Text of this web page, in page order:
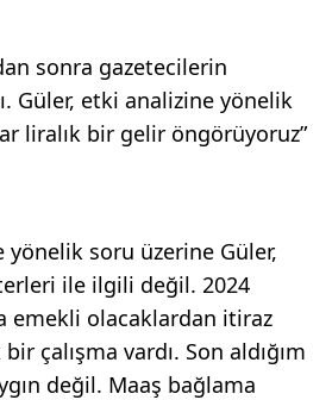
sonra gazetecilerin
Güler, etki analizine yönelik
liralık bir gelir öngörüyoruz”
soru üzerine Güler,
ile ilgili değil. 2024
emekli olacaklardan itiraz
çalışma vardı. Son aldığım
değil. Maaş bağlama